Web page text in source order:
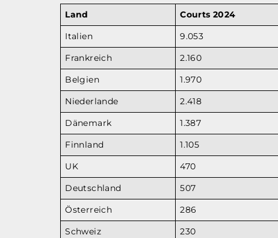
Land Courts 2024
Italien
9.053
Frankreich
2.160
Belgien
1.970
Niederlande
2.418
Dänemark
1.387
Finnland
1.105
UK
470
Deutschland
507
Österreich
286
Schweiz
230